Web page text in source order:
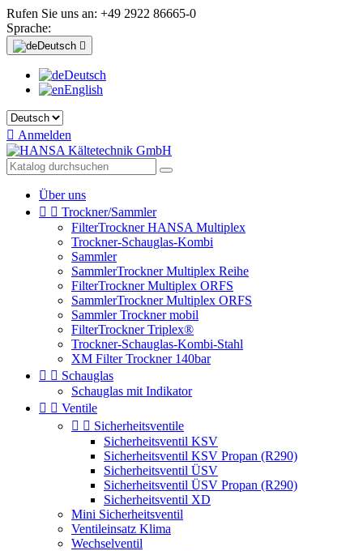
Rufen Sie uns an: +49 2922 86665-0
Sprache:
Deutsch 
Deutsch
English
 Anmelden
Über uns
  Trockner/Sammler
FilterTrockner HANSA Multiplex
Trockner-Schauglas-Kombi
Sammler
SammlerTrockner Multiplex Reihe
FilterTrockner Multiplex ORFS
SammlerTrockner Multiplex ORFS
Sammler Trockner mobil
FilterTrockner Triplex®
Trockner-Schauglas-Kombi-Stahl
XM Filter Trockner 140bar
  Schauglas
Schauglas mit Indikator
  Ventile
  Sicherheitsventile
Sicherheitsventil KSV
Sicherheitsventil KSV Propan (R290)
Sicherheitsventil ÜSV
Sicherheitsventil ÜSV Propan (R290)
Sicherheitsventil XD
Mini Sicherheitsventil
Ventileinsatz Klima
Wechselventil